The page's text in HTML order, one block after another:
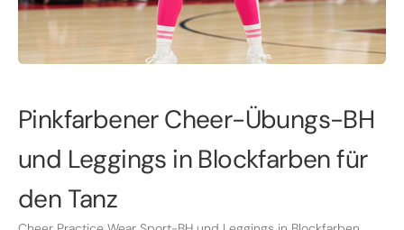
Pinkfarbener Cheer-Übungs-BH
und Leggings in Blockfarben für
den Tanz